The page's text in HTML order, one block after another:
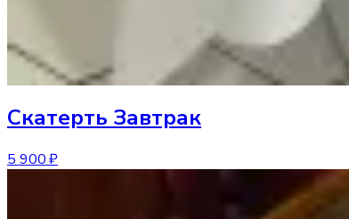
Скатерть Завтрак
5 900 ₽